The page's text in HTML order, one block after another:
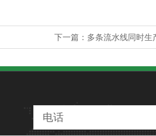
下一篇：多条流水线同时生
电话